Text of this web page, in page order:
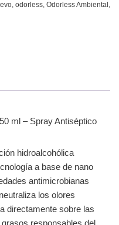
, odorless, Odorless Ambiental ,
ml – Spray Antiséptico
hidroalcohólica
a base de nano
antimicrobianas
los olores
directamente sobre las